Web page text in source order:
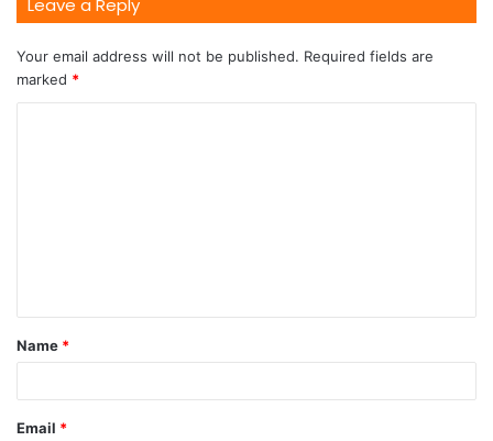
Leave a Reply
Your email address will not be published. Required fields are
marked *
Name *
Email *